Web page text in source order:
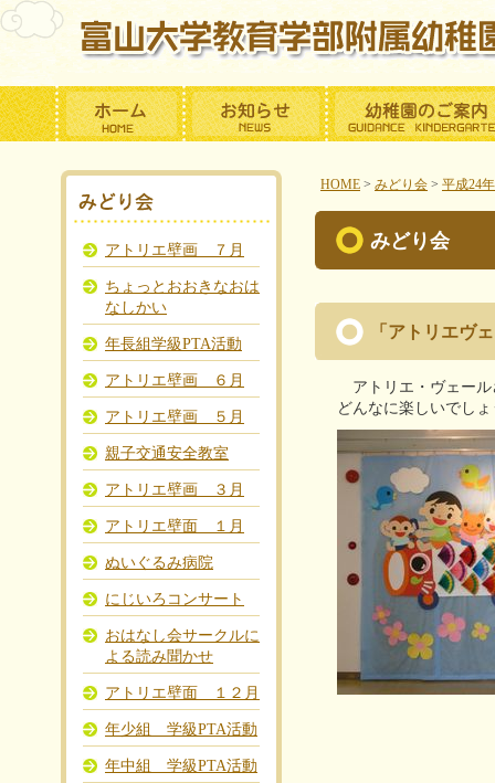
HOME > みどり会 > 平成24
みどり会
「アトリエヴ
アトリエ・ヴェール
どんなに楽しいでし
アトリエ壁画 ７月
ちょっとおおきなおは
なしかい
年長組学級PTA活動
アトリエ壁画 ６月
アトリエ壁画 ５月
親子交通安全教室
アトリエ壁画 ３月
アトリエ壁面 １月
ぬいぐるみ病院
にじいろコンサート
おはなし会サークルに
よる読み聞かせ
アトリエ壁面 １２月
年少組 学級PTA活動
年中組 学級PTA活動